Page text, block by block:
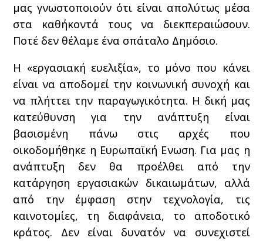
μας γνωστοποιούν ότι είναι απολύτως μέσα
στα καθήκοντά τους να διεκπεραιώσουν.
Ποτέ δεν θέλαμε ένα σπάταλο Δημόσιο.
Η «εργασιακή ευελιξία», το μόνο που κάνει
είναι να αποδομεί την κοινωνική συνοχή και
να πλήττει την παραγωγικότητα. Η δική μας
κατεύθυνση για την ανάπτυξη είναι
βασισμένη πάνω στις αρχές που
οικοδομήθηκε η Ευρωπαϊκή Ενωση. Για μας η
ανάπτυξη δεν θα προέλθει από την
κατάργηση εργασιακών δικαιωμάτων, αλλά
από την έμφαση στην τεχνολογία, τις
καινοτομίες, τη διαφάνεια, το αποδοτικό
κράτος. Δεν είναι δυνατόν να συνεχιστεί